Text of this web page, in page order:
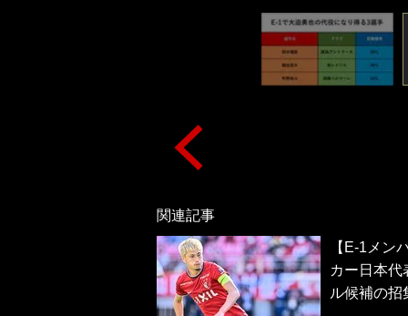
関連記事
【E-1メン
カー日本
ル候補の招